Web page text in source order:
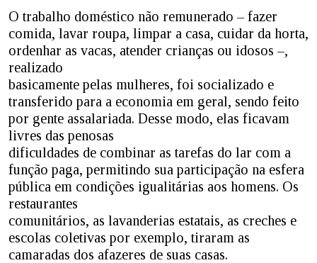
O trabalho doméstico não remunerado – fazer
comida, lavar roupa, limpar a casa, cuidar da horta,
ordenhar as vacas, atender crianças ou idosos –,
realizado
basicamente pelas mulheres, foi socializado e
transferido para a economia em geral, sendo feito
por gente assalariada. Desse modo, elas ficavam
livres das penosas
dificuldades de combinar as tarefas do lar com a
função paga, permitindo sua participação na esfera
pública em condições igualitárias aos homens. Os
restaurantes
comunitários, as lavanderias estatais, as creches e
escolas coletivas por exemplo, tiraram as
camaradas dos afazeres de suas casas.